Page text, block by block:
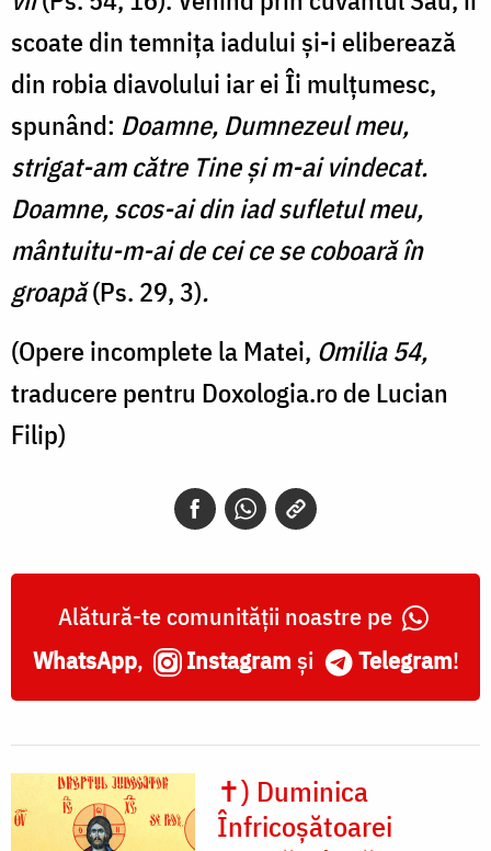
scoate din temnița iadului și-i eliberează
din robia diavolului iar ei Îi mulțumesc,
spunând: Doamne, Dumnezeul meu,
strigat-am către Tine şi m-ai vindecat.
Doamne, scos-ai din iad sufletul meu,
mântuitu-m-ai de cei ce se coboară în
groapă(Ps. 29, 3).
(Opere incomplete la Matei, Omilia 54,
traducere pentru Doxologia.ro de Lucian
Filip)
Alătură-te comunității noastre pe
WhatsApp, Instagram și Telegram!
✝) Duminica
Înfricoșătoarei